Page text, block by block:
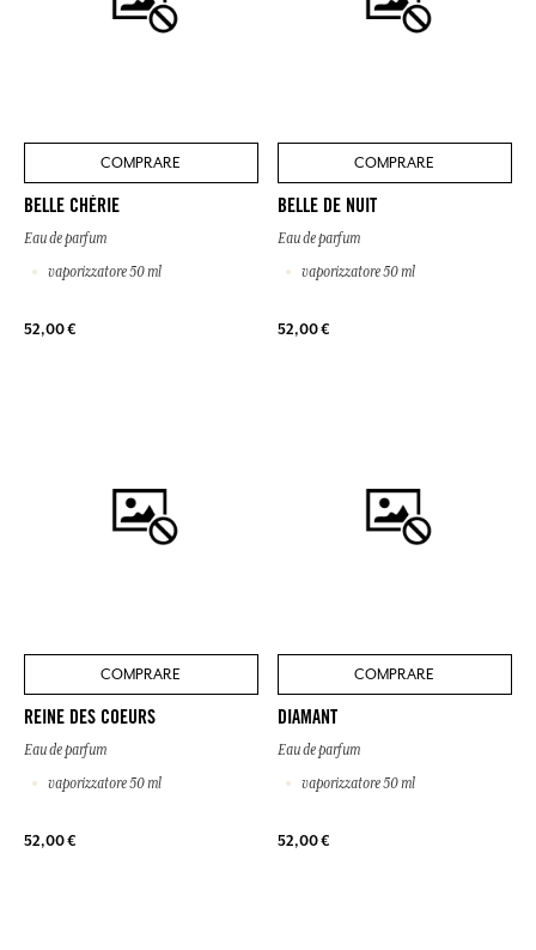
COMPRARE
BELLE CHÉRIE
Eau de parfum
vaporizzatore 50 ml
52,00 €
COMPRARE
BELLE DE NUIT
Eau de parfum
vaporizzatore 50 ml
52,00 €
COMPRARE
REINE DES COEURS
Eau de parfum
vaporizzatore 50 ml
52,00 €
COMPRARE
DIAMANT
Eau de parfum
vaporizzatore 50 ml
52,00 €